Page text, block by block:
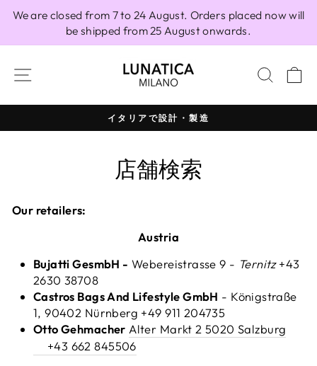
We are closed from 7 to 24 August. Orders placed now will
be shipped from 25 August onwards.
SITE NAVIGATION
Pause
イタリアで設計・製造
店舗検索
Our retailers:
Austria
Bujatti GesmbH - Webereistrasse 9 - Ternitz+43
2630 38708
Castros Bags And Lifestyle GmbH - Königstraße
1, 90402 Nürnberg +49 911 204735
Otto Gehmacher Alter Markt 2 5020 Salzburg
+43 662 845506